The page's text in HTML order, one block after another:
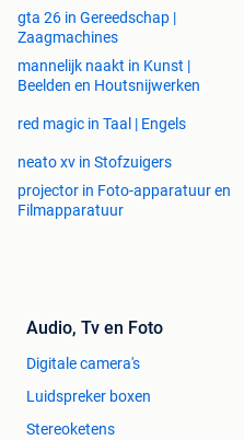
gta 26 in Gereedschap |
Zaagmachines
mannelijk naakt in Kunst |
Beelden en Houtsnijwerken
red magic in Taal | Engels
neato xv in Stofzuigers
projector in Foto-apparatuur en
Filmapparatuur
Audio, Tv en Foto
Digitale camera's
Luidspreker boxen
Stereoketens